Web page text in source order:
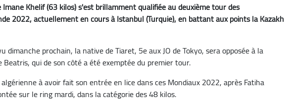
Imane Khelif (63 kilos) s'est brillamment qualifiée au deuxième tour des
2022, actuellement en cours à Istanbul (Turquie), en battant aux points la Kazakh
dimanche prochain, la native de Tiaret, 5e aux JO de Tokyo, sera opposée à la
qui de son côté a été exemptée du premier tour.
à avoir fait son entrée en lice dans ces Mondiaux 2022, après Fatiha
sur le ring mardi, dans la catégorie des 48 kilos.